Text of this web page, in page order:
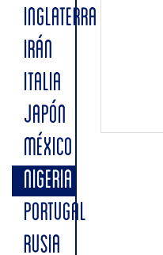
INGLATERRA
IRÁN
ITALIA
JAPÓN
MÉXICO
NIGERIA
PORTUGAL
RUSIA